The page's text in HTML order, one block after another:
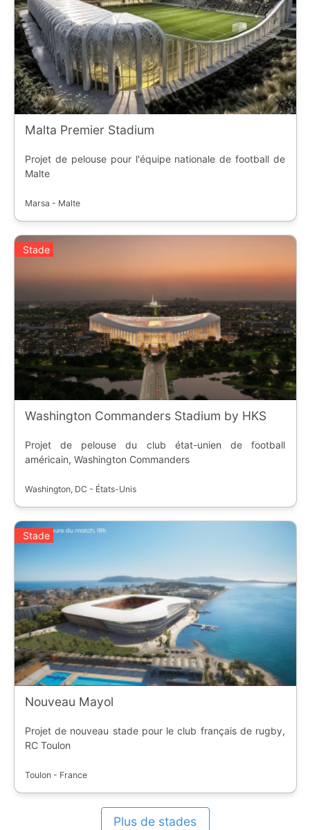
Malta Premier Stadium
Projet de pelouse pour l'équipe nationale de football de
Malte
Marsa - Malte
Stade
Washington Commanders Stadium by HKS
Projet de pelouse du club état-unien de football
américain, Washington Commanders
Washington, DC - États-Unis
Stade
Nouveau Mayol
Projet de nouveau stade pour le club français de rugby,
RC Toulon
Toulon - France
Plus de stades